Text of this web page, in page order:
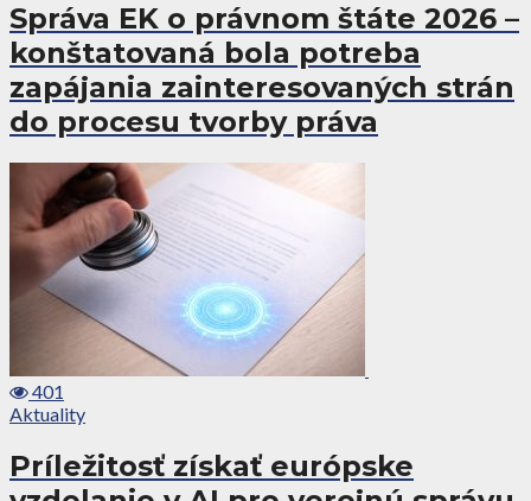
Správa EK o právnom štáte 2026 –
konštatovaná bola potreba
zapájania zainteresovaných strán
do procesu tvorby práva
401
Aktuality
Príležitosť získať európske